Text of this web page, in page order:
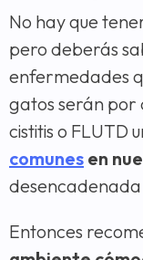
No hay que
pero deberás
enfermedades
gatos serán por
cistitis o FLUTD
comunes en
Entonces